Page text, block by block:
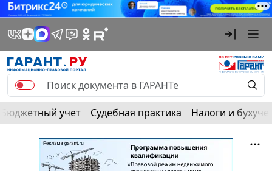
Бюджетный учет Судебная практика Налоги и